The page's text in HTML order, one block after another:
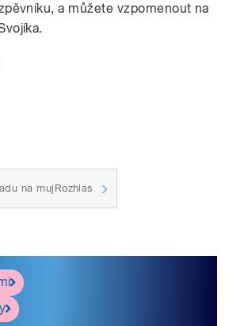
a můžete vzpomenout na
na mujRozhlas